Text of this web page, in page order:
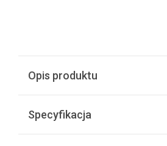
Opis produktu
Specyfikacja